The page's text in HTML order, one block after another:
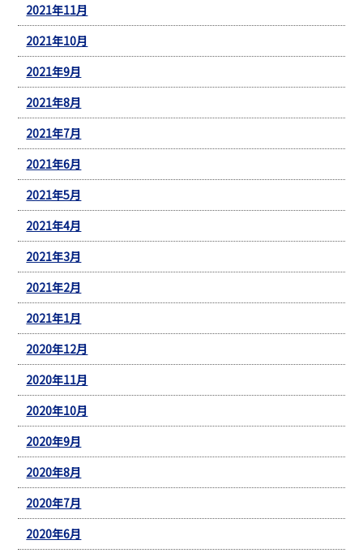
2021年11月
2021年10月
2021年9月
2021年8月
2021年7月
2021年6月
2021年5月
2021年4月
2021年3月
2021年2月
2021年1月
2020年12月
2020年11月
2020年10月
2020年9月
2020年8月
2020年7月
2020年6月